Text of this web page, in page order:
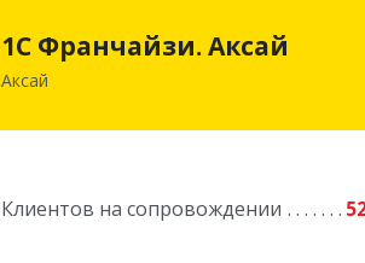
1С Франчайзи. Аксай
Аксай
Клиентов на сопровождении
1С Франчайзи. Аксай